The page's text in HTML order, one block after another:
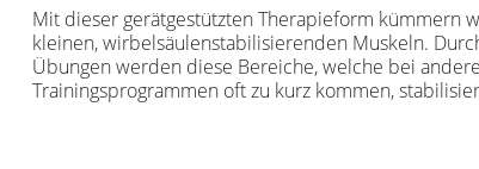
Mit dieser gerätgestützten Therapieform kümmern
kleinen, wirbelsäulenstabilisierenden Muskeln.
Übungen werden diese Bereiche, welche bei
Trainingsprogrammen oft zu kurz kommen,